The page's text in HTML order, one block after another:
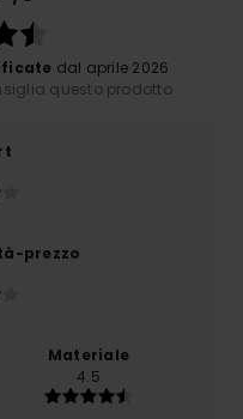
dal aprile 2026
questo prodotto
prezzo
Materiale
4.5